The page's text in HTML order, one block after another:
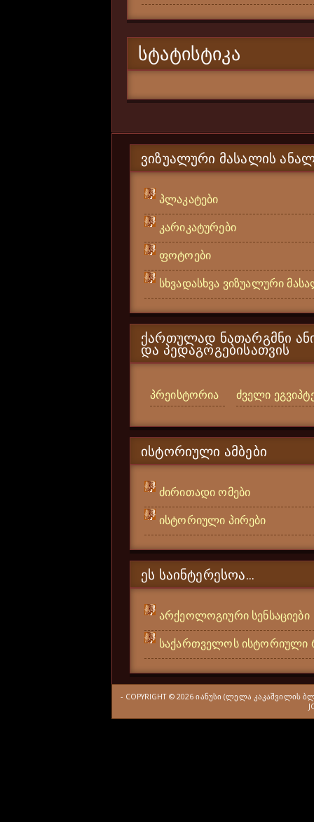
ᲡᲢᲐᲢᲘᲡᲢᲘᲙᲐ
ᲕᲘᲖᲣᲐᲚᲣᲠᲘ ᲛᲐᲡᲐᲚᲘᲡ
პლაკატები
კარიკატურები
ფოტოები
სხვადასხვა ვიზუალური
ᲥᲐᲠᲗᲣᲚᲐᲓ ᲜᲐᲗᲐᲠᲒᲛᲜᲘ
ᲓᲐ ᲞᲔᲓᲐᲒᲝᲒᲔᲑᲘᲡᲐᲗᲕᲘᲡ
პრეისტორია ძველი
ᲘᲡᲢᲝᲠᲘᲣᲚᲘ ᲐᲛᲑᲔᲑᲘ
ძირითადი ომები
ისტორიული პირები
ᲔᲡ ᲡᲐᲘᲜᲢᲔᲠᲔᲡᲝᲐ...
არქეოლოგიური სენსაციები
საქართველოს ისტორიული
- COPYRIGHT © 2026ᲘᲐᲜᲣᲡᲘ (ᲚᲔᲚᲐ ᲙᲐᲙᲐᲨᲕᲘᲚᲘᲡ